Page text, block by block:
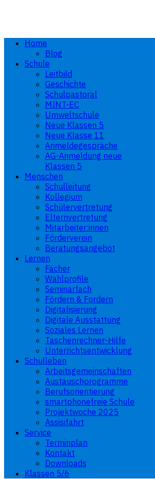
Home
Blog
Schule
Leitbild
Geschichte
Schulpastoral
MINT-EC
Umweltschule
Neue Klassen 5
Neue Klasse 11
Anmeldegespräche
AG-Anmeldung neue
Klassen 5
Menschen
Schulleitung
Kollegium
Schülervertretung
Elternvertretung
Mitarbeiter:innen
Förderverein
Beratungsangebot
Lernen
Fächer
Wahlprofile
Seminarfach
Fördern & Fordern
Digitalisierung
Digitale Ausstattung
Soziales Lernen
Taschenrechner-Hilfe
Unterrichtsentwicklung
Schulleben
Arbeitsgemeinschaften
Austauschprogramme
Berufsorientierung
smartphonefreie Schule
Projektwoche 2025
Assisifahrt
Service
Terminplan
Kontakt
Downloads
Klassen 5/6